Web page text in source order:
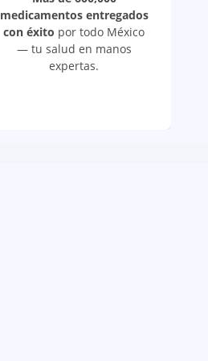
medicamentos entregados
con éxito por todo México
— tu salud en manos
expertas.